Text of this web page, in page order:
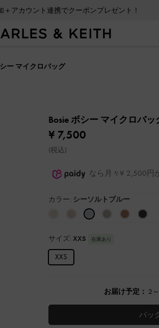
＋アカウント連携でクーポンプレゼント！
ー マイクロバッグ
Bosie ボシー マイクロバッ
¥ 7,500
(税込)
なら月々¥ 2,500円
カラー: シーソルトブルー
サイズ: XXS 在庫あり
XXS
お届け予定： 2
バッ